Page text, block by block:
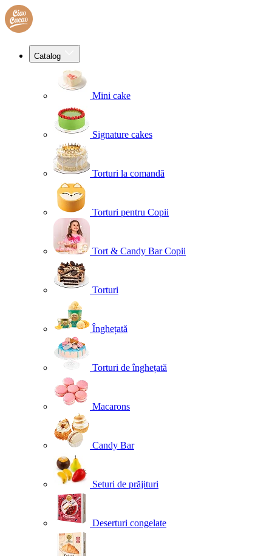
Catalog
Mini cake
Signature cakes
Torturi la comandă
Torturi pentru Copii
Tort & Candy Bar Copii
Torturi
Înghețată
Torturi de înghețată
Macarons
Candy Bar
Seturi de prăjituri
Deserturi congelate